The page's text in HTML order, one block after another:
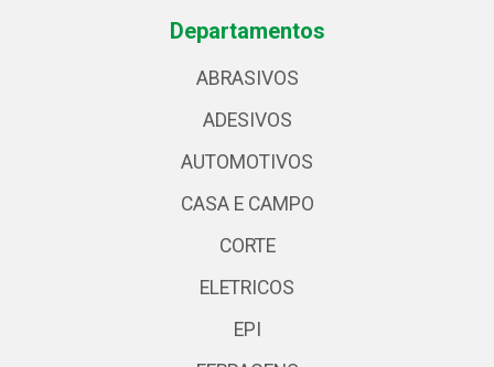
Departamentos
ABRASIVOS
ADESIVOS
AUTOMOTIVOS
CASA E CAMPO
CORTE
ELETRICOS
EPI